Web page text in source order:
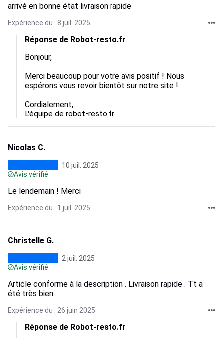
arrivé en bonne état livraison rapide
Expérience du : 8 juil. 2025
Réponse de Robot-resto.fr
Bonjour,
Merci beaucoup pour votre avis positif ! Nous
espérons vous revoir bientôt sur notre site !
Cordialement,
L'équipe de robot-resto.fr
Nicolas C.
10 juil. 2025
Avis vérifié
Le lendemain ! Merci
Expérience du : 1 juil. 2025
Christelle G.
2 juil. 2025
Avis vérifié
Article conforme à la description . Livraison rapide . Tt a
été très bien
Expérience du : 26 juin 2025
Réponse de Robot-resto.fr